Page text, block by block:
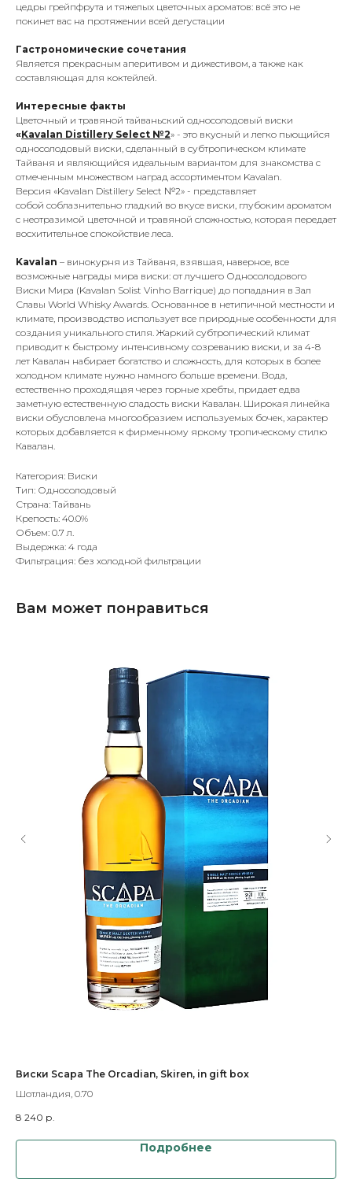
цедры грейпфрута и тяжелых цветочных ароматов: всё это не
покинет вас на протяжении всей дегустации
Гастрономические сочетания
Является прекрасным аперитивом и дижестивом, а также как
составляющая для коктейлей.
Интересные факты
Цветочный и травяной тайваньский односолодовый виски
«Kavalan Distillery Select №2» - это вкусный и легко пьющийся
односолодовый виски, сделанный в субтропическом климате
Тайваня и являющийся идеальным вариантом для знакомства с
отмеченным множеством наград ассортиментом Kavalan.
Версия «Kavalan Distillery Select №2» - представляет
собой соблазнительно гладкий во вкусе виски, глубоким ароматом
с неотразимой цветочной и травяной сложностью, которая передает
восхитительное спокойствие леса.
Kavalan – винокурня из Тайваня, взявшая, наверное, все
возможные награды мира виски: от лучшего Односолодового
Виски Мира (Kavalan Solist Vinho Barrique) до попадания в Зал
Славы World Whisky Awards. Основанное в нетипичной местности и
климате, производство использует все природные особенности для
создания уникального стиля. Жаркий субтропический климат
приводит к быстрому интенсивному созреванию виски, и за 4-8
лет Кавалан набирает богатство и сложность, для которых в более
холодном климате нужно намного больше времени. Вода,
естественно проходящая через горные хребты, придает едва
заметную естественную сладость виски Кавалан. Широкая линейка
виски обусловлена многообразием используемых бочек, характер
которых добавляется к фирменному яркому тропическому стилю
Кавалан.
Категория: Виски
Тип: Односолодовый
Страна: Тайвань
Крепость: 40.0%
Объем: 0.7 л.
Выдержка: 4 года
Фильтрация: без холодной фильтрации
Вам может понравиться
Виски Scapa The Orcadian, Skiren, in gift box
Шотландия, 0.70
8 240 р.
Подробнее